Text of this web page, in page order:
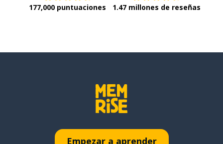
177,000 puntuaciones 1.47 millones de reseñas
Empezar a aprender